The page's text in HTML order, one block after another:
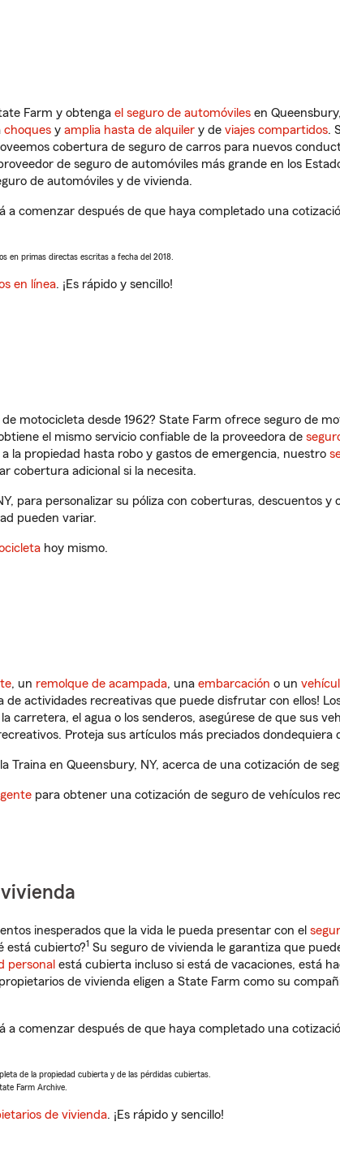
Farm y obtenga el seguro de automóviles en
choques y amplia hasta de alquiler y de viajes compartidos.
cobertura de seguro de carros para nuevos
de seguro de automóviles más grande en los
de automóviles y de vivienda.
a comenzar después de que haya completado una
en primas directas escritas a fecha del 2018.
en línea. ¡Es rápido y sencillo!
motocicleta desde 1962? State Farm ofrece seguro de
el mismo servicio confiable de la proveedora de
la propiedad hasta robo y gastos de emergencia, nuestro
cobertura adicional si la necesita.
para personalizar su póliza con coberturas, descuentos y
pueden variar.
hoy mismo.
, un remolque de acampada, una embarcación o un
de actividades recreativas que puede disfrutar con ellos!
carretera, el agua o los senderos, asegúrese de que sus
Proteja sus artículos más preciados dondequiera
Traina en Queensbury, NY, acerca de una cotización de
para obtener una cotización de seguro de vehículos
inesperados que la vida le pueda presentar con el
está cubierto?1 Su seguro de vivienda le garantiza que
personal está cubierta incluso si está de vacaciones, está
de vivienda eligen a State Farm como su
a comenzar después de que haya completado una
de la propiedad cubierta y de las pérdidas cubiertas.
Farm Archive.
de vivienda. ¡Es rápido y sencillo!